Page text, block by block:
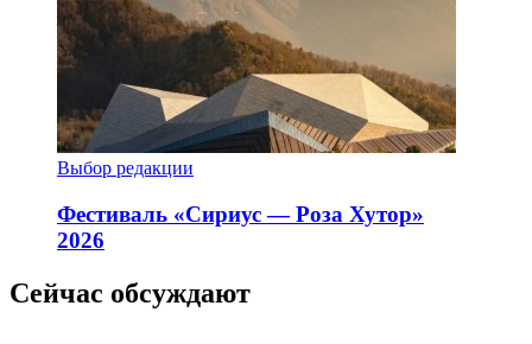
Выбор редакции
Фестиваль «Сириус — Роза Хутор»
2026
Сейчас обсуждают